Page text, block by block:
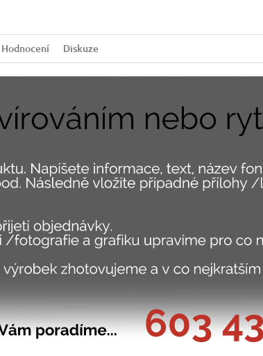
Hodnocení Diskuze